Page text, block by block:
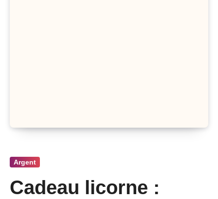
Argent
Cadeau licorne :